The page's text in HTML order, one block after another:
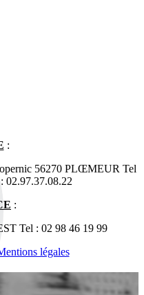
:
56270 PLŒMEUR Tel
02.97.37.08.22
:
Tel : 02 98 46 19 99
légales